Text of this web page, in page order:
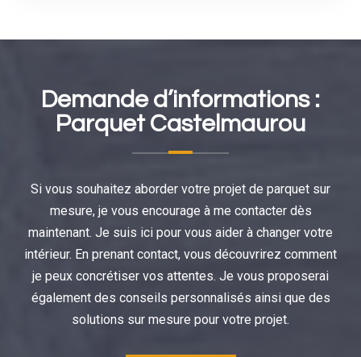
Demande d’informations :
Parquet Castelmaurou
Si vous souhaitez aborder votre projet de parquet sur
mesure, je vous encourage à me contacter dès
maintenant. Je suis ici pour vous aider à changer votre
intérieur. En prenant contact, vous découvrirez comment
je peux concrétiser vos attentes. Je vous proposerai
également des conseils personnalisés ainsi que des
solutions sur mesure pour votre projet.